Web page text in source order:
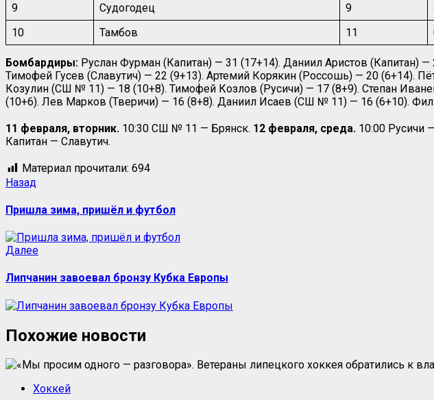
9
Судогодец 9
10
Тамбов 11
Бомбардиры: Руслан Фурман (Капитан) — 31 (17+14). Даниил Аристов
Тимофей Гусев (Славутич) — 22 (9+13). Артемий Корякин (Россошь) — 20 (6+14).
Козулин (СШ № 11) — 18 (10+8). Тимофей Козлов (Русичи) — 17 (8+9). Степан
(10+6). Лев Марков (Тверичи) — 16 (8+8). Даниил Исаев (СШ № 11) — 16 (6+10).
11 февраля, вторник. 10:30 СШ № 11 — Брянск. 12 февраля, среда. 10:00 Русичи
Капитан — Славутич.
Материал прочитали: 694
Назад
Пришла зима, пришёл и футбол
Далее
Липчанин завоевал бронзу Кубка Европы
Похожие новости
Хоккей